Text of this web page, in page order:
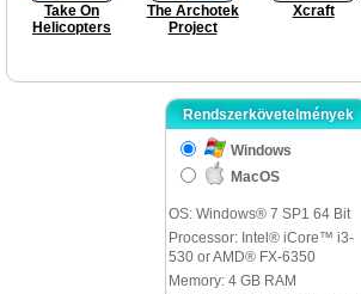
Take On
Helicopters
The Archotek
Project
Xcraft
Rendszerkövetelmények
Windows
MacOS
OS: Windows® 7 SP1 64 Bit
Processor: Intel® iCore™ i3-
530 or AMD® FX-6350
Memory: 4 GB RAM